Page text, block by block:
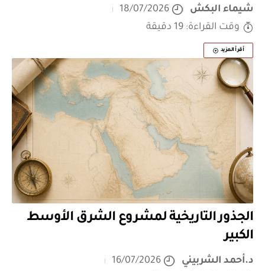
شيماء البكش
18/07/2026
وقت القراءة: 19 دقيقة
أقرأ المزيد
الجذور التاريخية لمشروع الشرق الأوسط
الكبير
د.أحمد الشربيني
16/07/2026